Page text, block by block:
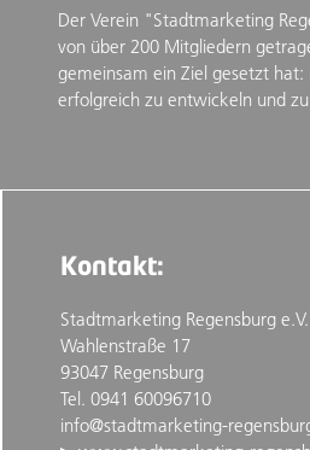
Der Verein "Stadtmarketing
von über 200 Mitgliedern
gemeinsam ein Ziel gesetzt hat:
erfolgreich zu entwickeln und
Kontakt:
Stadtmarketing Regensburg e.V.
Wahlenstraße 17
93047 Regensburg
Tel. 0941 60096710
info@stadtmarketing-